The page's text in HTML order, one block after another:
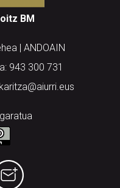
BM
| ANDOAIN
943 300 731